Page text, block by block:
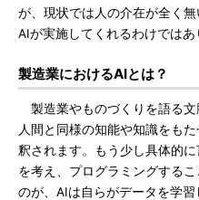
が、現状では人の介在が全く
AIが実施してくれるわけではあ
製造業におけるAIとは？
製造業やものづくりを語る文
人間と同様の知能や知識をも
釈されます。もう少し具体的
を考え、プログラミングする
のが、AIは自らがデータを学